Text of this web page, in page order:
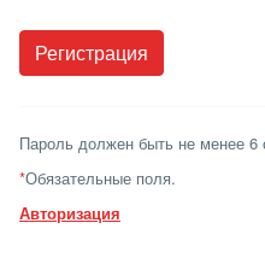
Пароль должен быть не менее 6
*Обязательные поля.
Авторизация